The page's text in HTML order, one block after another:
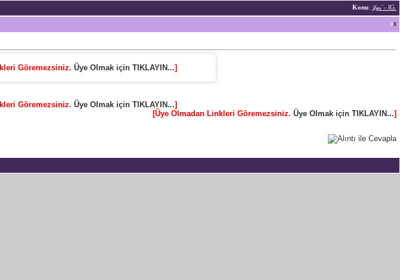
Konu: 𝒥𝓎𝓈`- lG.
#8
Göremezsiniz. Üye Olmak için TIKLAYIN...]
Göremezsiniz. Üye Olmak için TIKLAYIN...]
[Üye Olmadan Linkleri Göremezsiniz. Üye Olmak için TIKLAYIN...]